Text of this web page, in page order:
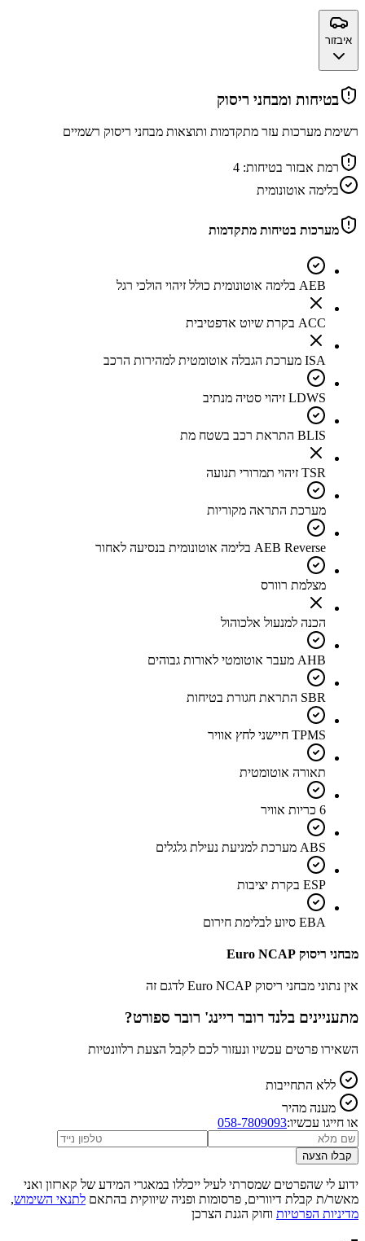
איבזור
בטיחות ומבחני ריסוק
רשימת מערכות עזר מתקדמות ותוצאות מבחני ריסוק רשמיים
רמת אבזור בטיחות: 4
בלימה אוטונומית
מערכות בטיחות מתקדמות
AEB בלימה אוטונומית כולל זיהוי הולכי רגל
ACC בקרת שיוט אדפטיבית
ISA מערכת הגבלה אוטומטית למהירות הרכב
LDWS זיהוי סטיה מנתיב
BLIS התראת רכב בשטח מת
TSR זיהוי תמרורי תנועה
מערכת התראה מקוריות
AEB Reverse בלימה אוטונומית בנסיעה לאחור
מצלמת רוורס
הכנה למנעול אלכוהול
AHB מעבר אוטומטי לאורות גבוהים
SBR התראת חגורת בטיחות
TPMS חיישני לחץ אוויר
תאורה אוטומטית
6 כריות אוויר
ABS מערכת למניעת נעילת גלגלים
ESP בקרת יציבות
EBA סיוע לבלימת חירום
מבחני ריסוק Euro NCAP
אין נתוני מבחני ריסוק Euro NCAP לדגם זה
מתעניינים בלנד רובר ריינג' רובר ספורט?
השאירו פרטים עכשיו ונעזור לכם לקבל הצעת רלוונטיות
ללא התחייבות
מענה מהיר
או חייגו עכשיו:058-7809093
קבלו הצעה
ידוע לי שהפרטים שמסרתי לעיל ייכללו במאגרי המידע של קארזון ואני
מאשר/ת קבלת דיוורים, פרסומות ופניה שיווקית בהתאם לתנאי השימוש,
מדיניות הפרטיות וחוק הגנת הצרכן